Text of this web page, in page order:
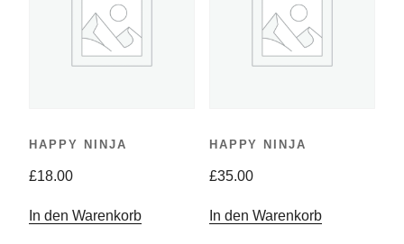
HAPPY NINJA
£18.00
In den Warenkorb
HAPPY NINJA
£35.00
In den Warenkorb